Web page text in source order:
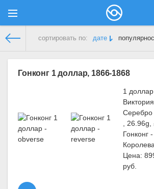
сортировать по: дате
Гонконг 1 доллар, 1866-1868
1
Виктория
Серебро
, 26.96g,
Гонконг
Цена:
руб.